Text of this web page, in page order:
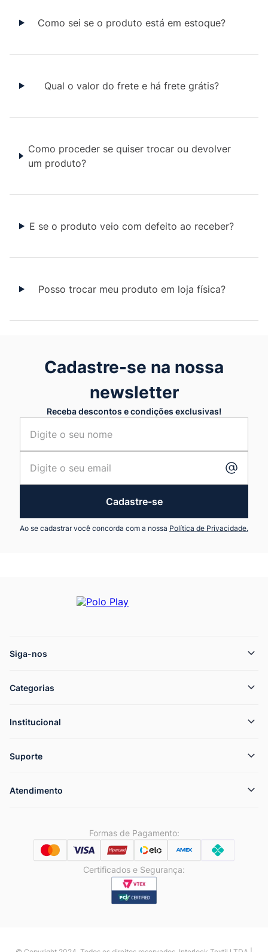
Como sei se o produto está em estoque?
Qual o valor do frete e há frete grátis?
Como proceder se quiser trocar ou devolver
um produto?
E se o produto veio com defeito ao receber?
Posso trocar meu produto em loja física?
Cadastre-se na nossa
newsletter
Receba descontos e condições exclusivas!
Cadastre-se
Ao se cadastrar você concorda com a nossa Política de Privacidade.
Siga-nos
Categorias
Institucional
Suporte
Atendimento
Formas de Pagamento:
Certificados e Segurança: